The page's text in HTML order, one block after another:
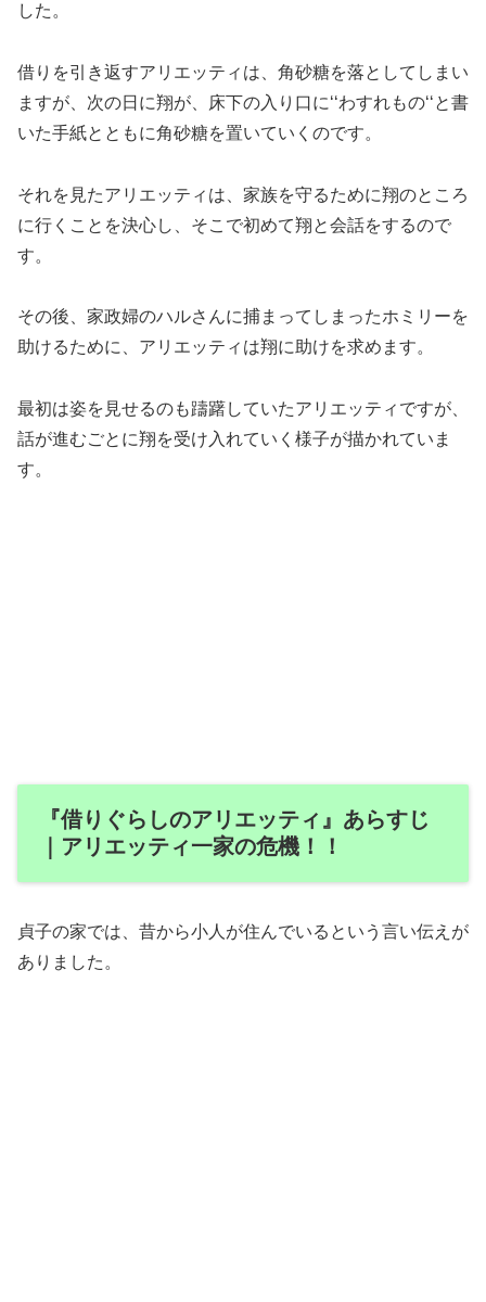
した。
借りを引き返すアリエッティは、角砂糖を落としてしまい
ますが、次の日に翔が、床下の入り口に‘‘わすれもの‘‘と書
いた手紙とともに角砂糖を置いていくのです。
それを見たアリエッティは、家族を守るために翔のところ
に行くことを決心し、そこで初めて翔と会話をするので
す。
その後、家政婦のハルさんに捕まってしまったホミリーを
助けるために、アリエッティは翔に助けを求めます。
最初は姿を見せるのも躊躇していたアリエッティですが、
話が進むごとに翔を受け入れていく様子が描かれていま
す。
『借りぐらしのアリエッティ』あらすじ
｜アリエッティ一家の危機！！
貞子の家では、昔から小人が住んでいるという言い伝えが
ありました。